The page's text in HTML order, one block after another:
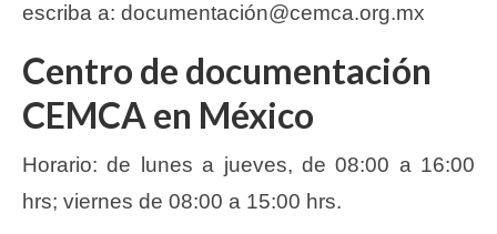
escriba a: documentación@cemca.org.mx
Centro de documentación
CEMCA en México
Horario: de lunes a jueves, de 08:00 a 16:00
hrs; viernes de 08:00 a 15:00 hrs.